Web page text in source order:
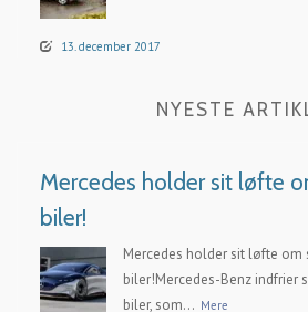
13. december 2017
NYESTE
Mercedes holder sit løfte
biler!
Mercedes holder sit løfte om
biler!Mercedes-Benz
biler, som... Mere